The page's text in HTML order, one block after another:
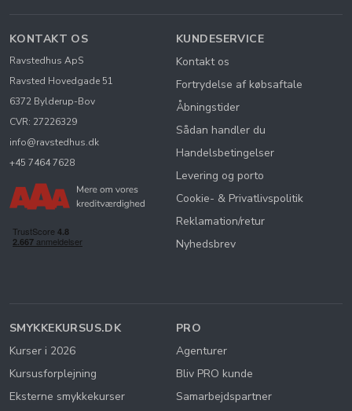
KONTAKT OS
Ravstedhus ApS
Ravsted Hovedgade 51
6372 Bylderup-Bov
CVR: 27226329
info@ravstedhus.dk
+45 7464 7628
KUNDESERVICE
Kontakt os
Fortrydelse af købsaftale
Åbningstider
Sådan handler du
Handelsbetingelser
Levering og porto
Cookie- & Privatlivspolitik
Reklamation/retur
Nyhedsbrev
SMYKKEKURSUS.DK
Kurser i 2026
Kursusforplejning
Eksterne smykkekurser
PRO
Agenturer
Bliv PRO kunde
Samarbejdspartner